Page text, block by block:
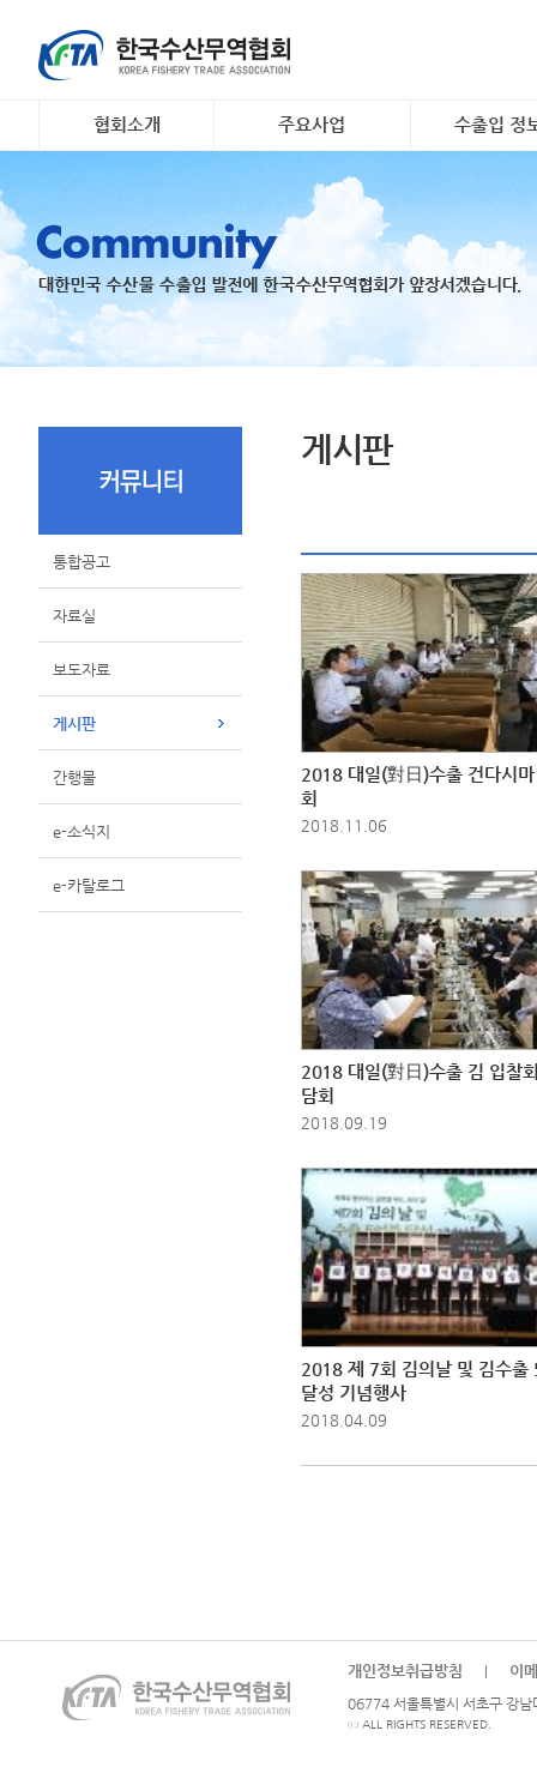
협회소개
조직도
회원명부
유관기관·사업
주요사업
대일 김 수출 촉진 사업
리스크안전망 구축
수출기업 맞춤형 해외시
장조사
K- 씨푸드 인바운드 마케
지원
수출입 정
무역관련 정
통합공고
자료실
보도자료
게시판
간행물
e-소식지
e-카탈로그
게시판
2018 대일(對日)수출 건다시
회
2018.11.06
2018 대일(對日)수출 김 입찰
담회
2018.09.19
2018 제 7회 김의날 및 김수출
달성 기념행사
2018.04.09
개인정보취급방침 이
06774 서울특별시 서초구 강
ⓒ ALL RIGHTS RESERVED.